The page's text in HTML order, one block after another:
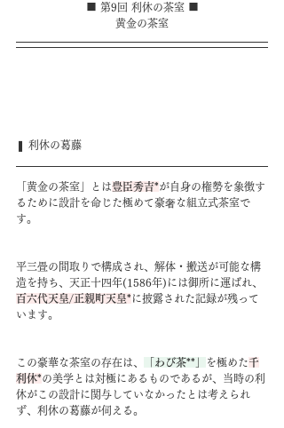
■ 第9回 利休の茶室 ■
黄金の茶室
❚ 利休の葛藤
「黄金の茶室」とは豊臣秀吉*が自身の権勢を象徴す
るために設計を命じた極めて豪奢な組立式茶室で
す。
平三畳の間取りで構成され、解体・搬送が可能な構
造を持ち、天正十四年(1586年)には御所に運ばれ、
百六代天皇/正親町天皇* に披露された記録が残って
います。
この豪華な茶室の存在は、 「わび茶**」 を極めた千
利休*の美学とは対極にあるものであるが、当時の利
休がこの設計に関与していなかったとは考えられ
ず、利休の葛藤が伺える。